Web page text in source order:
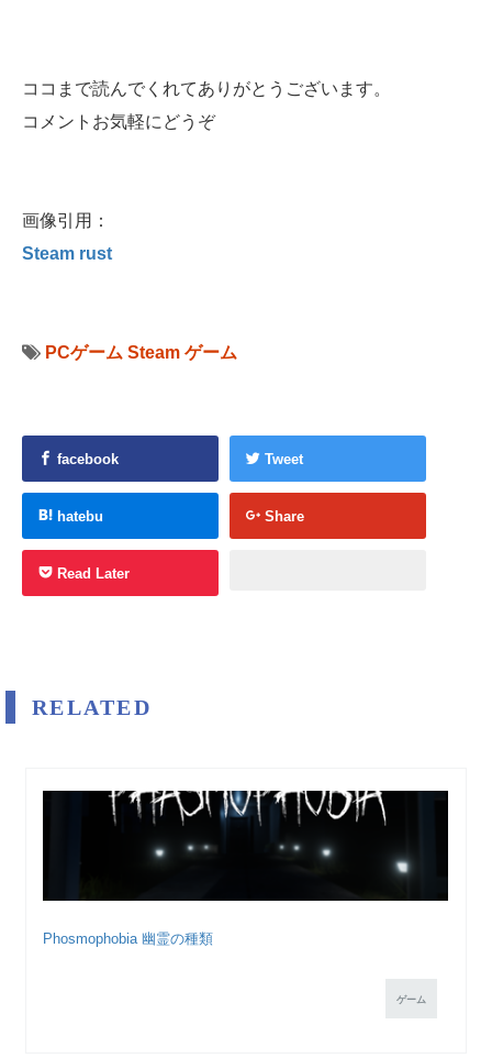
ココまで読んでくれてありがとうございます。
コメントお気軽にどうぞ
画像引用：
Steam rust
PCゲーム Steam ゲーム
facebook Tweet
hatebu Share
Read Later
RELATED
Phosmophobia 幽霊の種類
ゲーム